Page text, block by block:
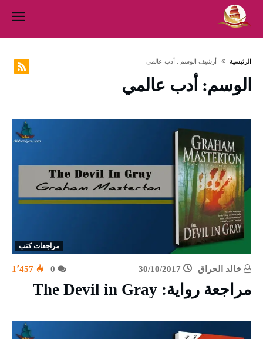
‫الرئيسية‬ ‫أرشيف الوسم :‬ أدب عالمي
الوسم: أدب عالمي
مراجعات كتب
خالد الحراق 30/10/2017 1٬457
مراجعة رواية: The Devil in Gray